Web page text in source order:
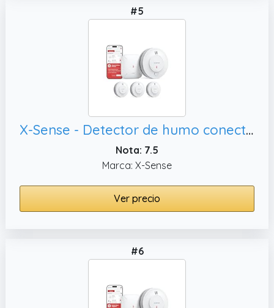
#5
X-Sense - Detector de humo conectado con estación SBS50, SD11-MR31
Nota: 7.5
Marca: X-Sense
Ver precio
#6